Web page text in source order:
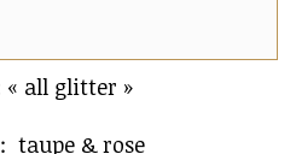
« all glitter »
taupe & rose